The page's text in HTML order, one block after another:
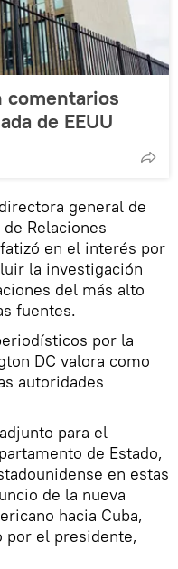
comentarios
de EEUU
general de
Relaciones
en el interés por
la investigación
del más alto
fuentes.
por la
DC valora como
autoridades
para el
de Estado,
en estas
de la nueva
hacia Cuba,
por el presidente,